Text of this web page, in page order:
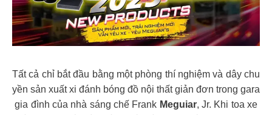
Tất cả chỉ bắt đầu bằng một phòng thí nghiệm và dây chu
yền sản xuất xi đánh bóng đồ nội thất giản đơn trong gara
gia đình của nhà sáng chế Frank Meguiar, Jr. Khi toa xe